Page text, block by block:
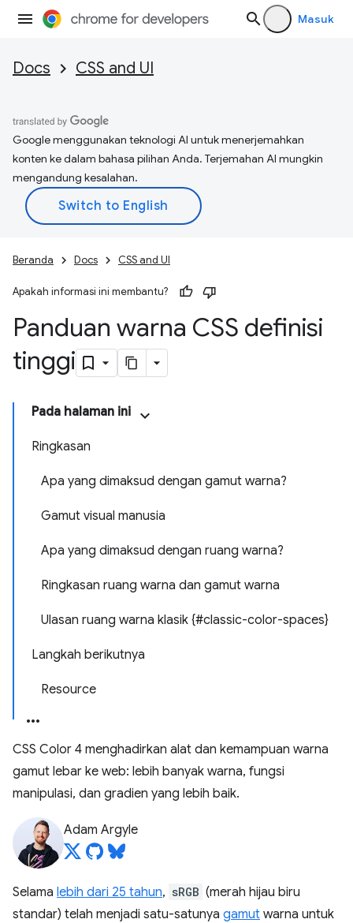
Masuk
Docs CSS and UI
Google menggunakan teknologi AI untuk menerjemahkan
konten ke dalam bahasa pilihan Anda. Terjemahan AI mungkin
mengandung kesalahan.
Beranda Docs CSS and UI
Apakah informasi ini membantu?
Panduan warna CSS definisi
tinggi
Pada halaman ini
Ringkasan
Apa yang dimaksud dengan gamut warna?
Gamut visual manusia
Apa yang dimaksud dengan ruang warna?
Ringkasan ruang warna dan gamut warna
Ulasan ruang warna klasik {#classic-color-spaces}
Langkah berikutnya
Resource
CSS Color 4 menghadirkan alat dan kemampuan warna
gamut lebar ke web: lebih banyak warna, fungsi
manipulasi, dan gradien yang lebih baik.
Adam Argyle
Selama lebih dari 25 tahun, sRGB (merah hijau biru
standar) telah menjadi satu-satunya gamut warna untuk